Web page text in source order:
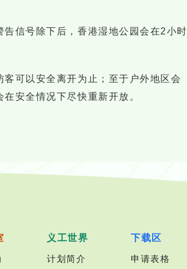
信号除下后，香港湿地公园会在2小时
可以安全离开为止；至于户外地区会
安全情况下尽快重新开放。
义工世界
计划简介
下载区
申请表格